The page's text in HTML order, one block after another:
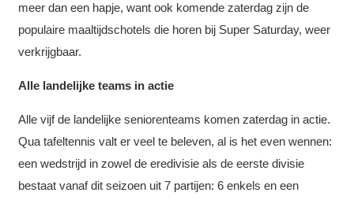
meer dan een hapje, want ook komende zaterdag zijn de
populaire maaltijdschotels die horen bij Super Saturday, weer
verkrijgbaar.
Alle landelijke teams in actie
Alle vijf de landelijke seniorenteams komen zaterdag in actie.
Qua tafeltennis valt er veel te beleven, al is het even wennen:
een wedstrijd in zowel de eredivisie als de eerste divisie
bestaat vanaf dit seizoen uit 7 partijen: 6 enkels en een